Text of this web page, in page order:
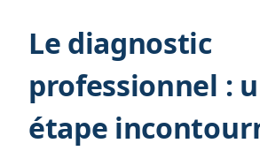
Le diagnostic
professionnel :
étape